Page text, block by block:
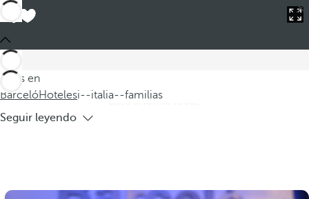
Estás en
BarcelóHotelesi--italia--familias
En Italia encontrará hoteles con habitaciones familiares que
vacaciones inolvidables. Podrá disfrutar en familia de la
gastronomía local,
Seguir leyendo